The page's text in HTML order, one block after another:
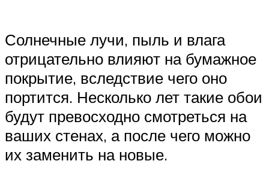
Солнечные лучи, пыль и влага
отрицательно влияют на бумажное
покрытие, вследствие чего оно
портится. Несколько лет такие обои
будут превосходно смотреться на
ваших стенах, а после чего можно
их заменить на новые.